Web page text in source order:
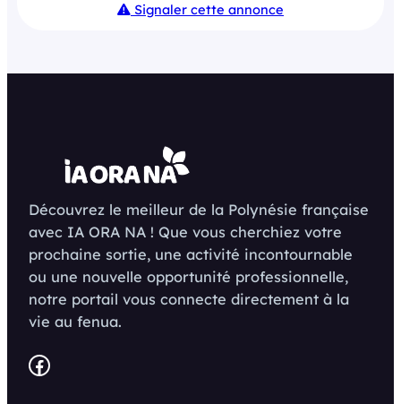
Signaler cette annonce
Découvrez le meilleur de la Polynésie française
avec IA ORA NA ! Que vous cherchiez votre
prochaine sortie, une activité incontournable
ou une nouvelle opportunité professionnelle,
notre portail vous connecte directement à la
vie au fenua.
Facebook